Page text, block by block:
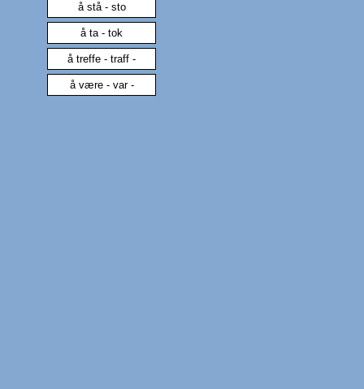
å stå - sto
å ta - tok
å treffe - traff -
å være - var -